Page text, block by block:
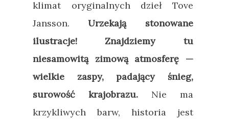
klimat oryginalnych dzieł Tove
Jansson.Urzekają stonowane
ilustracje! Znajdziemy tu
niesamowitą zimową atmosferę —
wielkie zaspy, padający śnieg,
surowość krajobrazu.Nie ma
krzykliwych barw, historia jest